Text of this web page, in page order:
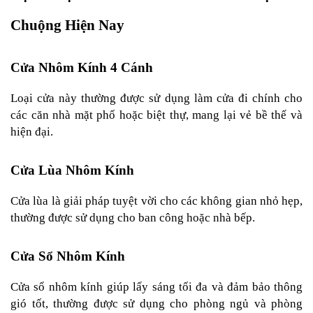
Chuộng Hiện Nay
Cửa Nhôm Kính 4 Cánh
Loại cửa này thường được sử dụng làm cửa đi chính cho
các căn nhà mặt phố hoặc biệt thự, mang lại vẻ bề thế và
hiện đại.
Cửa Lùa Nhôm Kính
Cửa lùa là giải pháp tuyệt vời cho các không gian nhỏ hẹp,
thường được sử dụng cho ban công hoặc nhà bếp.
Cửa Sổ Nhôm Kính
Cửa sổ nhôm kính giúp lấy sáng tối đa và đảm bảo thông
gió tốt, thường được sử dụng cho phòng ngủ và phòng